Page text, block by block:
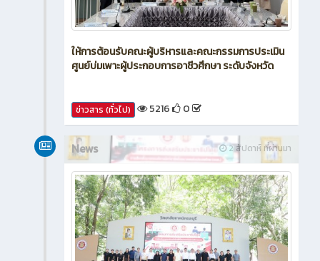
ให้การต้อนรับคณะผู้บริหารและคณะกรรมการประเมิน
ศูนย์บ่มเพาะผู้ประกอบการอาชีวศึกษา ระดับจังหวัด
ข่าวสาร (ทั่วไป) 5216 0
2 สัปดาห์ ที่ผ่านมา
News